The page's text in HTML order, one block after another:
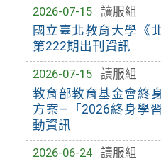
2026-07-15
讀服組
國立臺北教育大學《
第222期出刊資訊
2026-07-15
讀服組
教育部教育基金會終
方案—「2026終身學
動資訊
2026-06-24
讀服組